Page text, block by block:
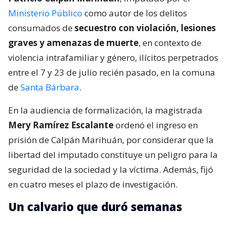
Ministerio Público como autor de los delitos
consumados desecuestro con violación, lesiones
graves y amenazas de muerte, en contexto de
violencia intrafamiliar y género, ilícitos perpetrados
entre el 7 y 23 de julio recién pasado, en la comuna
deSanta Bárbara.
En la audiencia de formalización, la magistrada
Mery Ramírez Escalanteordenó el ingreso en
prisión de Calpán Marihuán, por considerar que la
libertad del imputado constituye un peligro para la
seguridad de la sociedad y la víctima. Además, fijó
en cuatro meses el plazo de investigación.
Un calvario que duró semanas